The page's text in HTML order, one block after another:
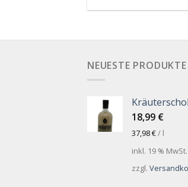
NEUESTE PRODUKTE
18,99 €
37,98€/ l
inkl. 19 % MwSt.
zzgl.